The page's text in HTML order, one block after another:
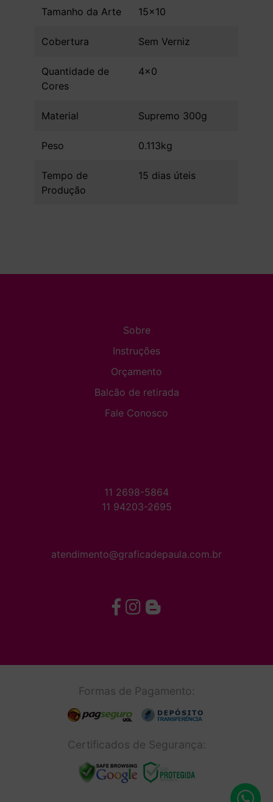
Tamanho da Arte 15x10
Cobertura Sem Verniz
Quantidade de
Cores
4x0
Material Supremo 300g
Peso 0.113kg
Tempo de
Produção
15 dias úteis
Sobre
Instruções
Orçamento
Balcão de retirada
Fale Conosco
11 2698-5864
11 94203-2695
atendimento@graficadepaula.com.br
Formas de Pagamento:
Certificados de Segurança: